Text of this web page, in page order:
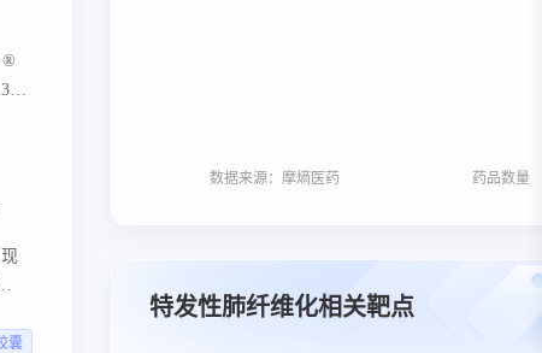
®
用浓缩粉末
囊
数据来源：摩熵医药 药品数量
特发性肺纤维化相关靶点